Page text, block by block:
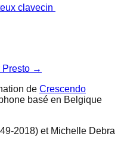
clavecin
Presto →
de Crescendo
basé en Belgique
2018) et Michelle Debra